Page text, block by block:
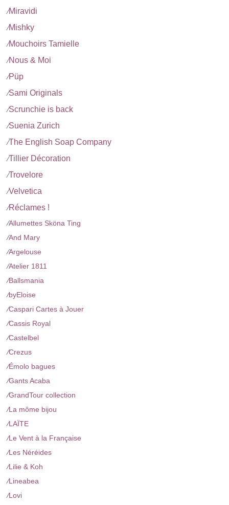
⁄Miravidi
⁄Mishky
⁄Mouchoirs Tamielle
⁄Nous & Moi
⁄Püp
⁄Sami Originals
⁄Scrunchie is back
⁄Suenia Zurich
⁄The English Soap Company
⁄Tillier Décoration
⁄Trovelore
⁄Velvetica
⁄Réclames !
⁄Allumettes Sköna Ting
⁄And Mary
⁄Argelouse
⁄Atelier 1811
⁄Ballsmania
⁄byEloise
⁄Caspari Cartes à Jouer
⁄Cassis Royal
⁄Castelbel
⁄Crezus
⁄Émolo bagues
⁄Gants Acaba
⁄GrandTour collection
⁄La môme bijou
⁄LAÏTE
⁄Le Vent à la Française
⁄Les Néréides
⁄Lilie & Koh
⁄Lineabea
⁄Lovi